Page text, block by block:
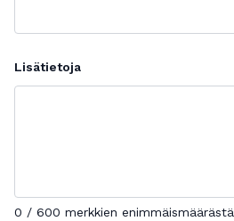
Lisätietoja
0 / 600 merkkien enimmäismäärästä